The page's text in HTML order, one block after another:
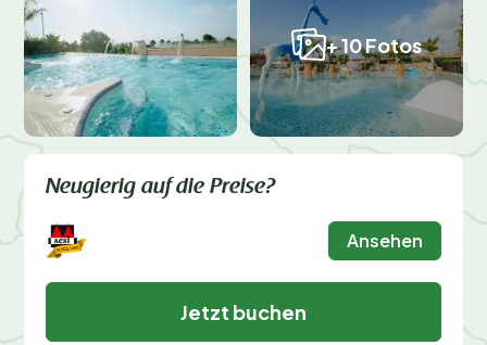
+ 10 Fotos
Neugierig auf die Preise?
Ansehen
Jetzt buchen